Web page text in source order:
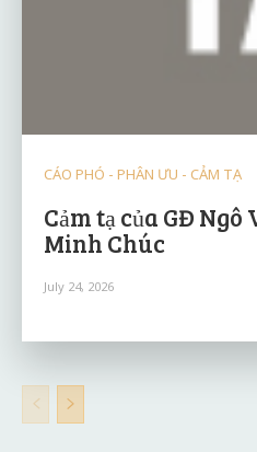
CÁO PHÓ - PHÂN ƯU - CẢM TẠ
Cảm tạ của GĐ Ngô
Minh Chúc
July 24, 2026